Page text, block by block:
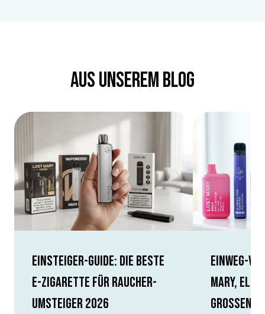
AUS UNSEREM BLOG
Einsteiger-Guide: Die beste
E-Zigarette für Raucher-
Umsteiger 2026
Einweg-
Mary, Elf
grossen